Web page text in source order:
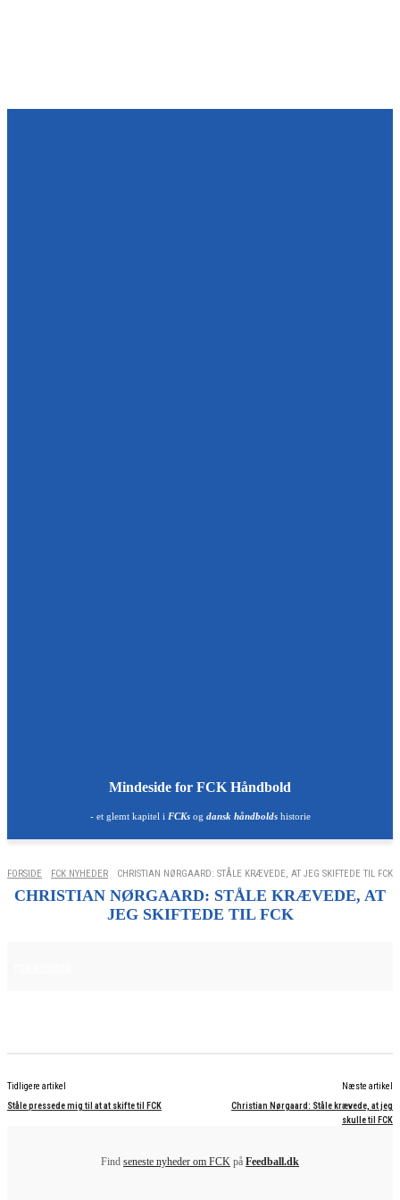
Mindeside for FCK Håndbold
- et glemt kapitel i FCKsog dansk håndboldshistorie
FORSIDE FCK NYHEDER CHRISTIAN NØRGAARD: STÅLE KRÆVEDE, AT JEG SKIFTEDE TIL FCK
CHRISTIAN NØRGAARD: STÅLE KRÆVEDE, AT
JEG SKIFTEDE TIL FCK
Tidligere artikel
Ståle pressede mig til at at skifte til FCK
Næste artikel
Christian Nørgaard: Ståle krævede, at jeg
skulle til FCK
Find seneste nyheder om FCK på Feedball.dk